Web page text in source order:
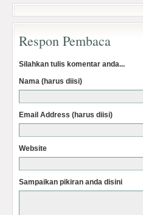
Respon Pembaca
Silahkan tulis komentar anda...
Nama (harus diisi)
Email Address (harus diisi)
Website
Sampaikan pikiran anda disini